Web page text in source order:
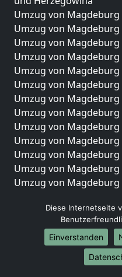
Umzug von
Umzug von
Umzug von Magdeburg
Umzug von
Umzug von Magdeburg
Umzug von Magdeburg
Umzug von
Umzug von
Umzug von
Umzug von
Umzug von
Umzug von
Umzug von
Umzüge-
Umzug von
Umzug von
Umzug von Magdeburg
Umzug von
Diese Internetseite
Einverstanden